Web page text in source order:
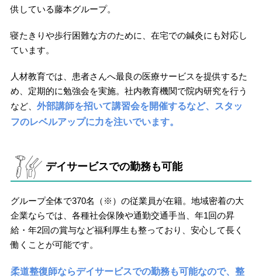
供している藤本グループ。
寝たきりや歩行困難な方のために、在宅での鍼灸にも対応し
ています。
人材教育では、患者さんへ最良の医療サービスを提供するた
め、定期的に勉強会を実施。社内教育機関で院内研究を行う
など、 外部講師を招いて講習会を開催するなど、スタッ
フのレベルアップに力を注いでいます。
デイサービスでの勤務も可能
グループ全体で370名（※）の従業員が在籍。地域密着の大
企業ならでは、各種社会保険や通勤交通手当、年1回の昇
給・年2回の賞与など福利厚生も整っており、安心して長く
働くことが可能です。
柔道整復師ならデイサービスでの勤務も可能なので、整